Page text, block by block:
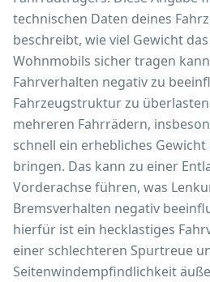
technischen Daten deines
beschreibt, wie viel Gewicht
Wohnmobils sicher tragen
Fahrverhalten negativ zu
Fahrzeugstruktur zu
mehreren Fahrrädern,
schnell ein erhebliches
bringen. Das kann zu einer
Vorderachse führen, was
Bremsverhalten negativ
hierfür ist ein hecklastiges
einer schlechteren Spurtreue
Seitenwindempfindlichkeit